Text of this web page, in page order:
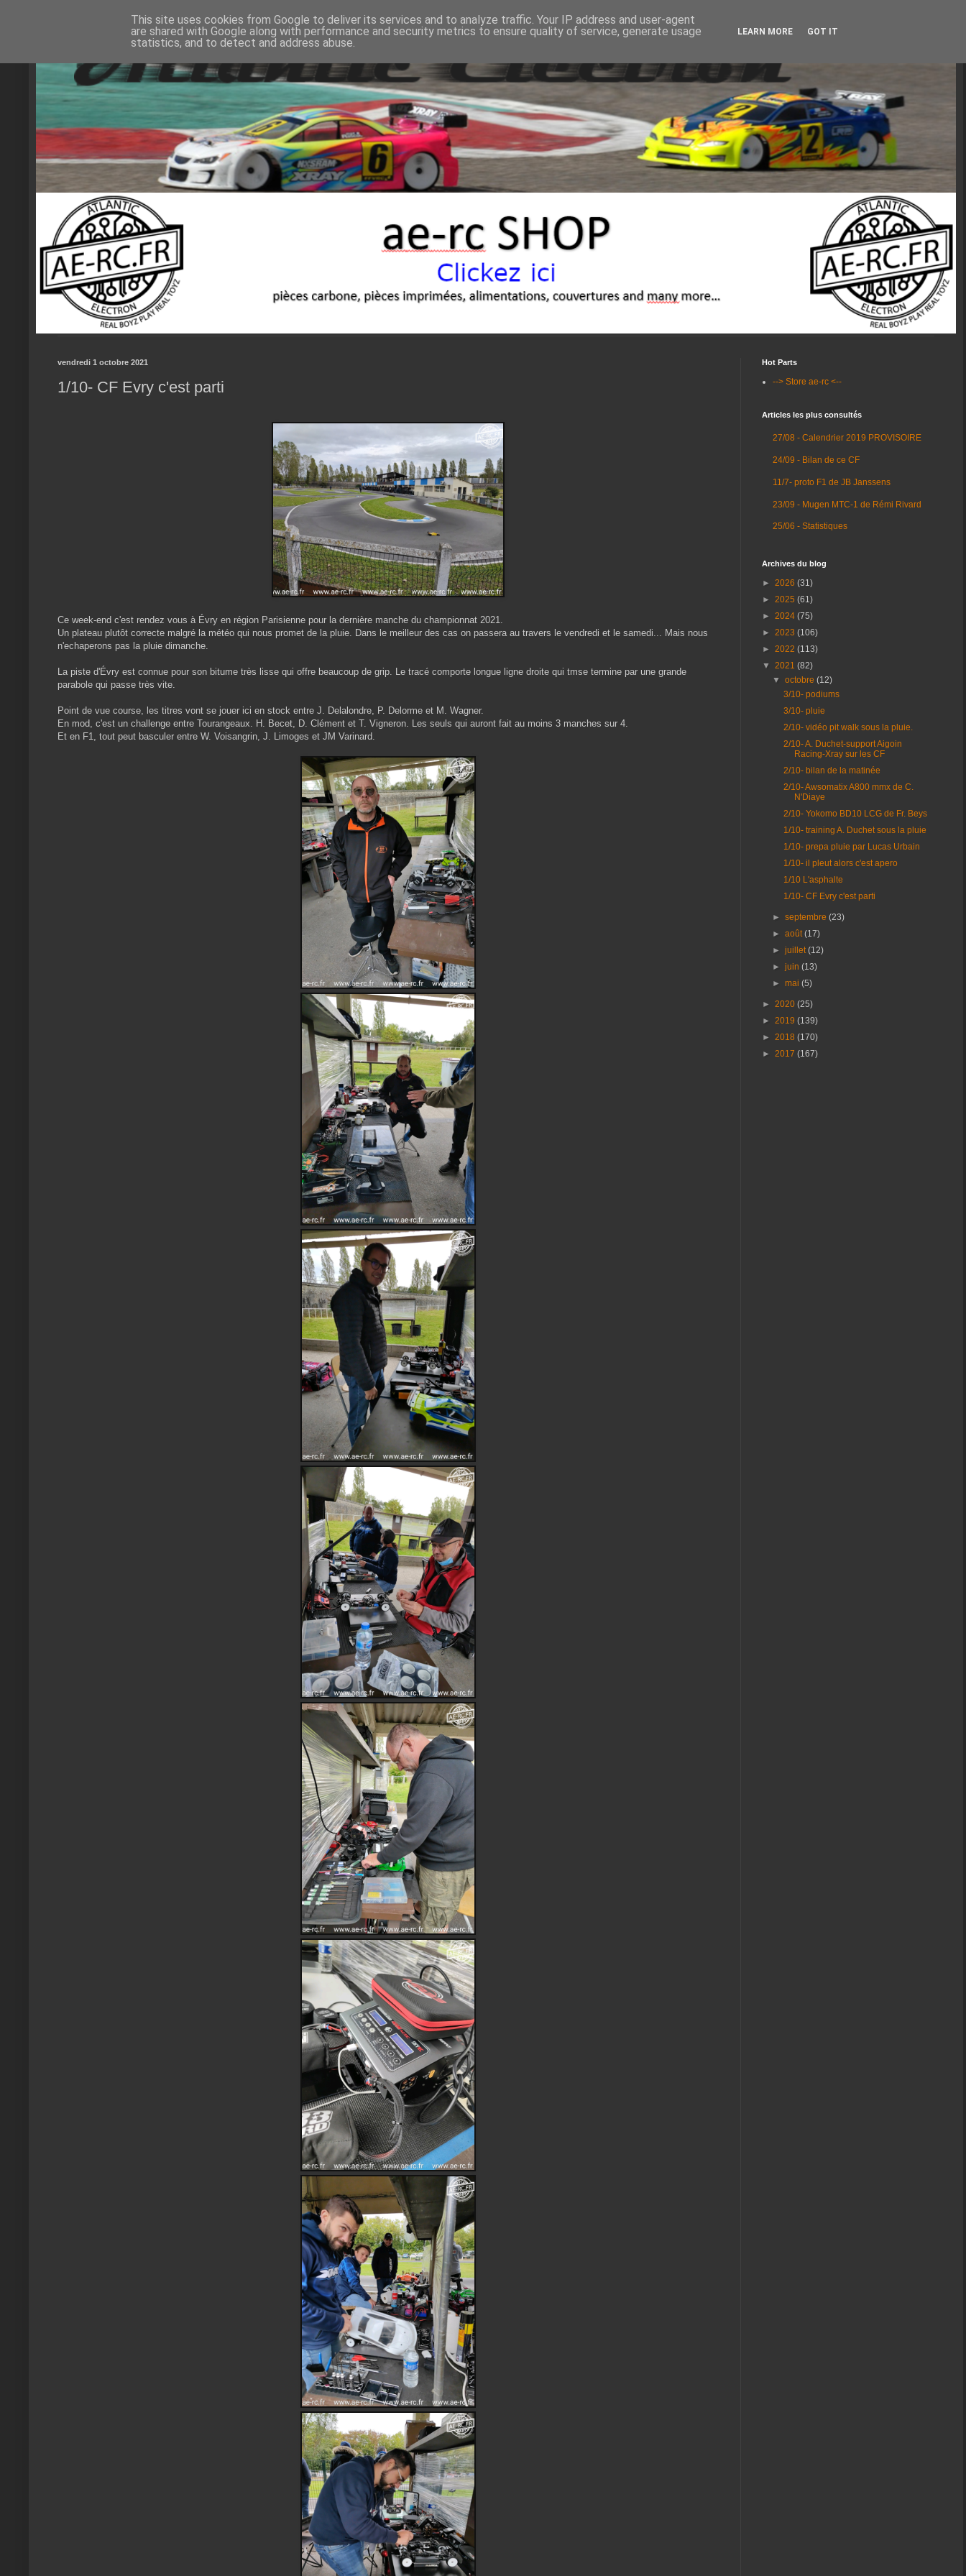
vendredi 1 octobre 2021
1/10- CF Evry c'est parti
Ce week-end c'est rendez vous à Évry en région Parisienne pour la dernière manche du championnat 2021.
Un plateau plutôt correcte malgré la météo qui nous promet de la pluie. Dans le meilleur des cas on passera au travers le vendredi et le samedi... Mais nous
n'echaperons pas la pluie dimanche.
La piste d'Évry est connue pour son bitume très lisse qui offre beaucoup de grip. Le tracé comporte longue ligne droite qui tmse termine par une grande
parabole qui passe très vite.
Point de vue course, les titres vont se jouer ici en stock entre J. Delalondre, P. Delorme et M. Wagner.
En mod, c'est un challenge entre Tourangeaux. H. Becet, D. Clément et T. Vigneron. Les seuls qui auront fait au moins 3 manches sur 4.
Et en F1, tout peut basculer entre W. Voisangrin, J. Limoges et JM Varinard.
Hot Parts
--> Store ae-rc <--
Articles les plus consultés
27/08 - Calendrier 2019 PROVISOIRE
24/09 - Bilan de ce CF
11/7- proto F1 de JB Janssens
23/09 - Mugen MTC-1 de Rémi Rivard
25/06 - Statistiques
Archives du blog
► 2026 (31)
► 2025 (61)
► 2024 (75)
► 2023 (106)
► 2022 (113)
▼ 2021 (82)
▼octobre(12)
3/10- podiums
3/10- pluie
2/10- vidéo pit walk sous la pluie.
2/10- A. Duchet-support Aigoin
Racing-Xray sur les CF
2/10- bilan de la matinée
2/10- Awsomatix A800 mmx de C.
N'Diaye
2/10- Yokomo BD10 LCG de Fr. Beys
1/10- training A. Duchet sous la pluie
1/10- prepa pluie par Lucas Urbain
1/10- il pleut alors c'est apero
1/10 L'asphalte
1/10- CF Evry c'est parti
►septembre(23)
►août(17)
►juillet(12)
►juin(13)
►mai(5)
► 2020 (25)
► 2019 (139)
► 2018 (170)
► 2017 (167)
This site uses cookies from Google to deliver its services and to analyze traffic. Your IP address and user-agent
are shared with Google along with performance and security metrics to ensure quality of service, generate usage
statistics, and to detect and address abuse.
LEARN MORE GOT IT